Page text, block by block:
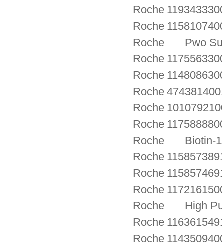
Roche
Roche
Roche Pwo
Roche
Roche
Roche
Roche
Roche
Roche Biotin-
Roche
Roche
Roche
Roche High
Roche
Roche